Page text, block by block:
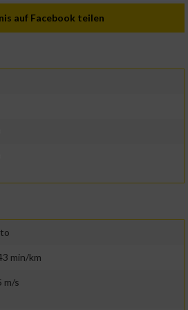
auf Facebook teilen
min/km
m/s